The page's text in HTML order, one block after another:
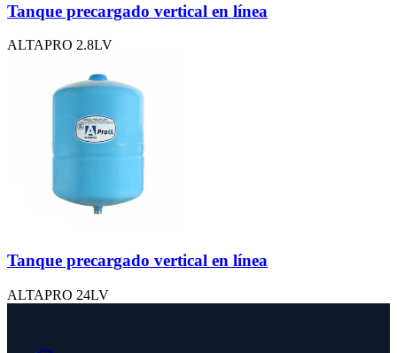
Tanque precargado vertical en línea
ALTAPRO 2.8LV
Tanque precargado vertical en línea
ALTAPRO 24LV